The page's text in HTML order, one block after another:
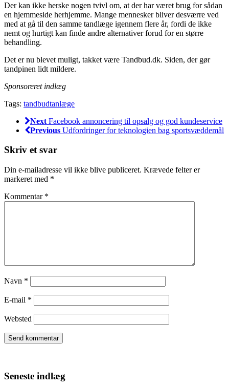
Der kan ikke herske nogen tvivl om, at der har været brug for sådan
en hjemmeside herhjemme. Mange mennesker bliver desværre ved
med at gå til den samme tandlæge igennem flere år, fordi de ikke
nemt og hurtigt kan finde andre alternativer forud for en større
behandling.
Det er nu blevet muligt, takket være Tandbud.dk. Siden, der gør
tandpinen lidt mildere.
Sponsoreret indlæg
Tags: tandbudtanlæge
Next Facebook annoncering til opsalg og god kundeservice
Previous Udfordringer for teknologien bag sportsvæddemål
Skriv et svar
Din e-mailadresse vil ikke blive publiceret. Krævede felter er
markeret med *
Kommentar *
Navn *
E-mail *
Websted
Seneste indlæg